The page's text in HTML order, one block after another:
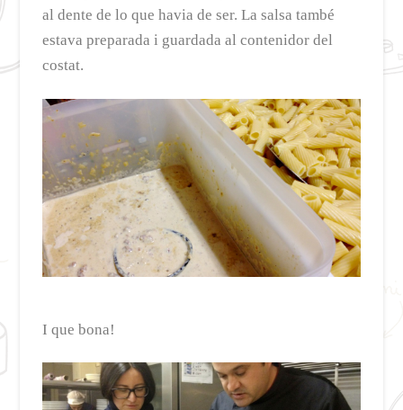
al dente de lo que havia de ser. La salsa també
estava preparada i guardada al contenidor del
costat.
I que bona!